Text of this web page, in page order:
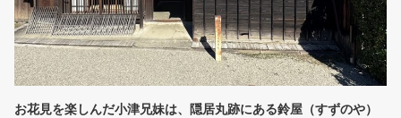
お花見を楽しんだ小津兄妹は、隠居丸跡にある鈴屋（すずのや）